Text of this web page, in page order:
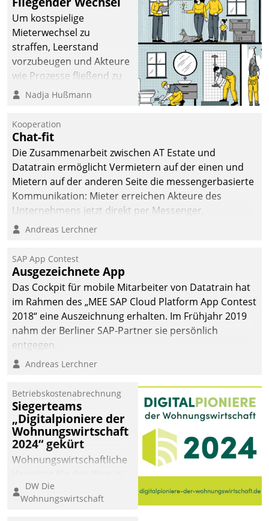
Teilprozess der Objektsanierung digitalisiert.
Um kostspielige
Mieterwechsel zu
straffen, Leerstand
vorzubeugen und Akteure
wie Prozesse fließend zu
vernetzen, nutzt die
Jahresbeginn eine
Überblick, Einsicht und
Eingriff bietende Lösung.
Zur Entwicklung setzte
man auf
Cloudtechnologie,
bewährte und Startup-
agile Projektmethoden.
Nadja Hußmann
Kooperation
Chat-fit
Die Zusammenarbeit zwischen AT Estate und
Datatrain ermöglicht Vermietern auf der einen und
Mietern auf der anderen Seite die messengerbasierte
Kommunikation: Mieter erreichen Akteure des
Unternehmens jetzt direkt per Messenger,
Mitarbeiter oder Dienstleister empfangen oder
Andreas Lerchner
SAP App Contest
Ausgezeichnete App
Das Cockpit für mobile Mitarbeiter von Datatrain hat
im Rahmen des „MEE SAP Cloud Platform App Contest
2018“ eine Auszeichnung erhalten. Im Frühjahr 2019
nahm der Berliner SAP-Partner sie persönlich
entgegen.
Andreas Lerchner
Betriebskostenabrechnung
Siegerteams
„Digitalpioniere der
Wohnungswirtschaft
2024“ gekürt
Wohnungswirtschaftliche
eine digitale Zukunft zu
finden, ist das Ziel des
DW Die
Wohnungswirtschaft